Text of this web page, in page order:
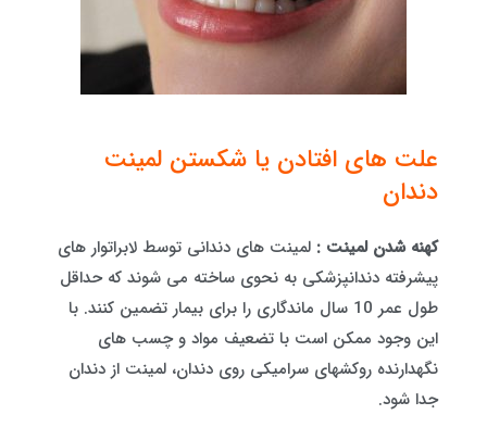
علت های افتادن یا شکستن لمینت
دندان
کهنه شدن لمینت : لمینت های دندانی توسط لابراتوار های
پیشرفته دندانپزشکی به نحوی ساخته می شوند که حداقل
طول عمر 10 سال ماندگاری را برای بیمار تضمین کنند. با
این وجود ممکن است با تضعیف مواد و چسب های
نگهدارنده روکشهای سرامیکی روی دندان، لمینت از دندان
جدا شود.